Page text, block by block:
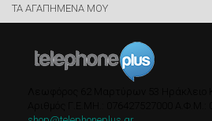
ΤΑ ΑΓΑΠΗΜΕΝΑ ΜΟΥ